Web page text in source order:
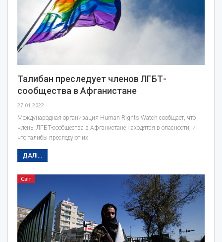
Талибан преследует членов ЛГБТ-
сообщества в Афганистане
27.01.2022
Международная организация Human Rights Watch сообщает, что
члены ЛГБТ-сообщества в Афганистане находятся в опасности, и
что талибы преследуют их.
ДАЛІ...
Світ